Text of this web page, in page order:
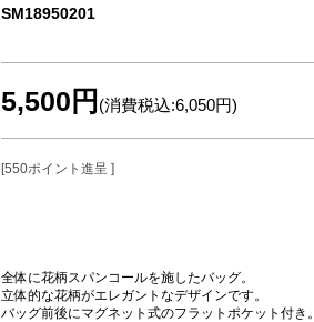
SM18950201
全体に花柄スパンコールを施したバッグ。
立体的な花柄がエレガントなデザインです。
バッグ前後にマグネット式のフラットポケット付き。
5,500円 (消費税込:6,050円)
[550ポイント進呈 ]